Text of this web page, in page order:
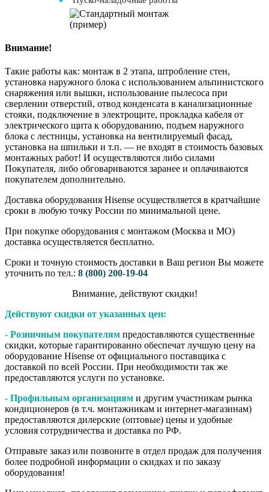
Внимание!
Такие работы как: монтаж в 2 этапа, штробление стен,
установка наружного блока с использованием альпинистского
снаряжения или вышки, использование пылесоса при
сверлении отверстий, отвод конденсата в канализационные
стояки, подключение в электрощите, прокладка кабеля от
электрического щита к оборудованию, подъем наружного
блока с лестницы, установка на вентилируемый фасад,
установка на шпильки и т.п. — не входят в стоимость базовых
монтажных работ! И осуществляются либо силами
Покупателя, либо обговариваются заранее и оплачиваются
покупателем дополнительно.
Доставка оборудования Hisense осуществляется в кратчайшие
сроки в любую точку России по минимальной цене.
При покупке оборудования с монтажом (Москва и МО)
доставка осуществляется бесплатно.
Сроки и точную стоимость доставки в Ваш регион Вы можете
уточнить по тел.: 8 (800) 200-19-04
Внимание,​ действуют​ скидки!
Действуют скидки от указанных цен:
- Розничным покупателям предоставляются существенные
скидки, которые гарантированно обеспечат лучшую цену на
оборудование Hisense от официального поставщика с
доставкой по всей России. При необходимости так же
предоставляются услуги по установке.
- Профильным организациям и другим участникам рынка
кондиционеров (в т.ч. монтажникам и интернет-магазинам)
предоставляются дилерские (оптовые) цены и удобные
условия сотрудничества и доставка по РФ.
Отправьте заказ или позвоните в отдел продаж для получения
более подробной информации о скидках и по заказу
оборудования!